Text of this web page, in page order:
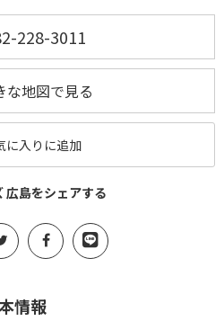
228-3011
な地図で見る
に入りに追加
広島をシェアする
情報